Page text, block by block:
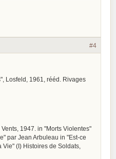
#4
Losfeld, 1961, rééd. Rivages
1947. in "Morts Violentes"
par Jean Arbuleau in "Est-ce
(I) Histoires de Soldats,